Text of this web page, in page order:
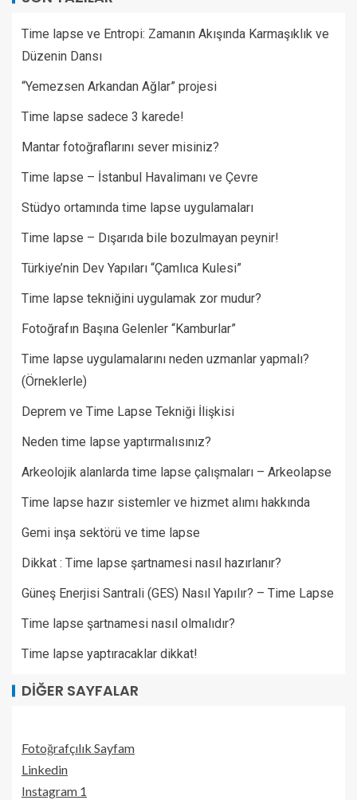
Time lapse ve Entropi: Zamanın Akışında Karmaşıklık ve
Düzenin Dansı
“Yemezsen Arkandan Ağlar” projesi
Time lapse sadece 3 karede!
Mantar fotoğraflarını sever misiniz?
Time lapse – İstanbul Havalimanı ve Çevre
Stüdyo ortamında time lapse uygulamaları
Time lapse – Dışarıda bile bozulmayan peynir!
Türkiye’nin Dev Yapıları “Çamlıca Kulesi”
Time lapse tekniğini uygulamak zor mudur?
Fotoğrafın Başına Gelenler “Kamburlar”​
Time lapse uygulamalarını neden uzmanlar yapmalı?
(Örneklerle)
Deprem ve Time Lapse Tekniği İlişkisi
Neden time lapse yaptırmalısınız?
Arkeolojik alanlarda time lapse çalışmaları – Arkeolapse
Time lapse hazır sistemler ve hizmet alımı hakkında
Gemi inşa sektörü ve time lapse
Dikkat : Time lapse şartnamesi nasıl hazırlanır?
Güneş Enerjisi Santrali (GES) Nasıl Yapılır? – Time Lapse
Time lapse şartnamesi nasıl olmalıdır?
Time lapse yaptıracaklar dikkat!
DIĞER SAYFALAR
Fotoğrafçılık Sayfam
Linkedin
Instagram 1